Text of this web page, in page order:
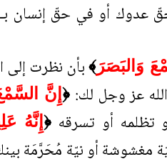
عدوك أو في حقّ إنسان
وَالبَصَرَ﴾بأن نظرت إلى
عز وجل لك: ﴿إِنَّ
تظلمه أو تسرقه ﴿إِنَّهُ
مغشوشة أو نيّة مُحَرَّمَة